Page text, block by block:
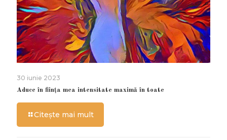
30 iunie 2023
Aduce în ființa mea intensitate maximă în toate
Citește mai mult